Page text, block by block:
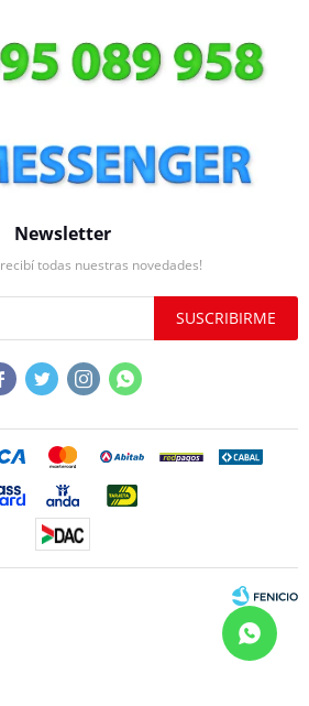
Newsletter
todas nuestras novedades!
SUSCRIBIRME
  